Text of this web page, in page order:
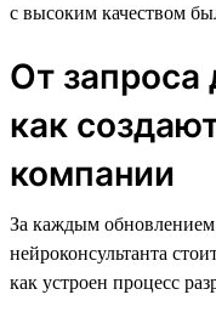
с высоким качеством
От запроса
как
компании
За каждым
нейроконсультанта
как устроен процесс